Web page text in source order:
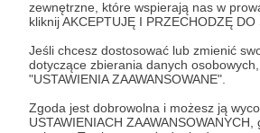
zewnętrzne, które wspierają nas w
kliknij AKCEPTUJĘ I PRZECHODZĘ DO
Jeśli chcesz dostosować lub zmienić
dotyczące zbierania danych
"USTAWIENIA ZAAWANSOWANE".
Zgoda jest dobrowolna i możesz ją
USTAWIENIACH
Forumogadka 364
Ta o klubie kokosa i obfitości w pasie